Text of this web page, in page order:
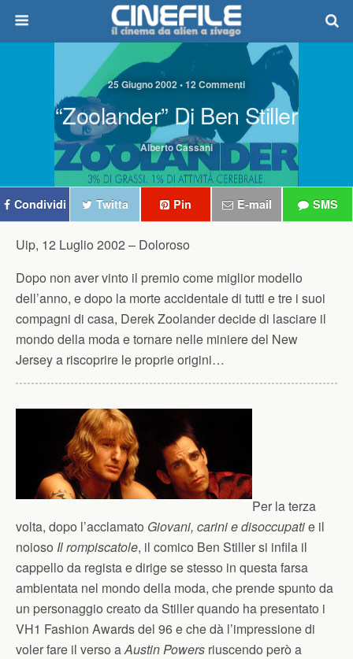
25 Giugno 2002 • 12 Commenti
“Zoolander” Di Ben Stiller
Alberto Cassani
Condividi Twitta Pin E-mail SMS
Uip, 12 Luglio 2002 – Doloroso
Dopo non aver vinto il premio come miglior modello
dell’anno, e dopo la morte accidentale di tutti e tre i suoi
compagni di casa, Derek Zoolander decide di lasciare il
mondo della moda e tornare nelle miniere del New
Jersey a riscoprire le proprie origini…
Per la terza
volta, dopo l’acclamato Giovani, carini e disoccupatie il
noioso Il rompiscatole, il comico Ben Stiller si infila il
cappello da regista e dirige se stesso in questa farsa
ambientata nel mondo della moda, che prende spunto da
un personaggio creato da Stiller quando ha presentato i
VH1 Fashion Awards del 96 e che dà l’impressione di
voler fare il verso aAustin Powers riuscendo però a